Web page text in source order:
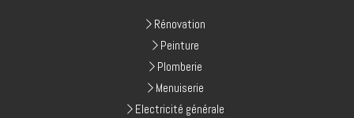
Rénovation
Peinture
Plomberie
Menuiserie
Electricité générale